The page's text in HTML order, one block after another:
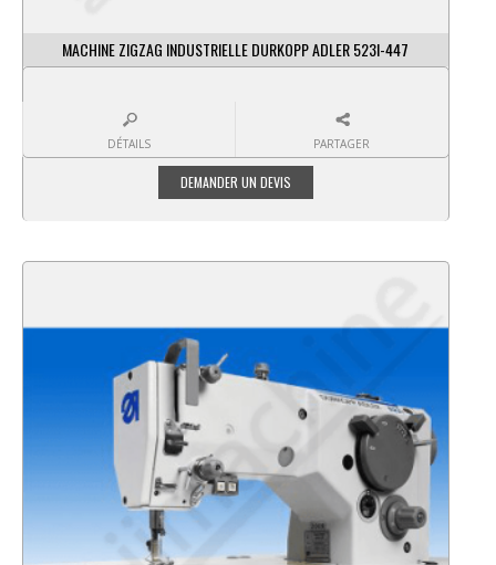
MACHINE ZIGZAG INDUSTRIELLE DURKOPP ADLER 523I-447
DÉTAILS PARTAGER